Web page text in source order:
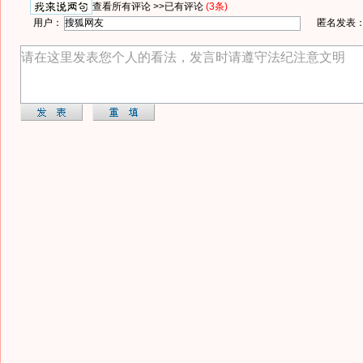
查看所有评论 >>已有评论 (3条)
用户：
匿名发表